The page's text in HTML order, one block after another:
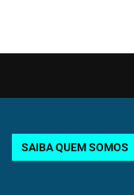
SAIBA QUEM SOMOS